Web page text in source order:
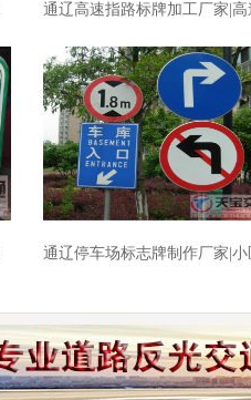
通辽高速指路标牌加工厂家|高
通辽停车场标志牌制作厂家|小